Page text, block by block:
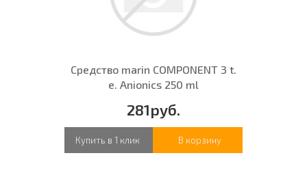
Средство marin COMPONENT 3 t.
e. Anionics 250 ml
281руб.
Купить в 1 клик В корзину